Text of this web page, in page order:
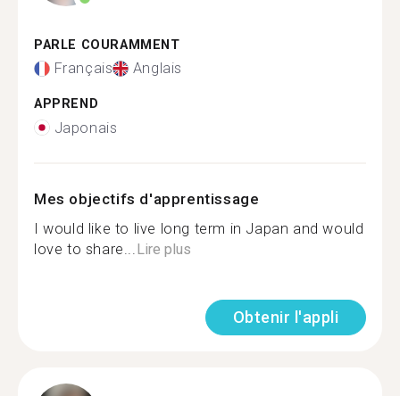
PARLE COURAMMENT
Français Anglais
APPREND
Japonais
Mes objectifs d'apprentissage
I would like to live long term in Japan and would
love to share... Lire plus
Obtenir l'appli